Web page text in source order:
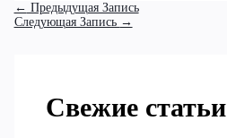
← Предыдущая Запись
Следующая Запись →
Свежие статьи